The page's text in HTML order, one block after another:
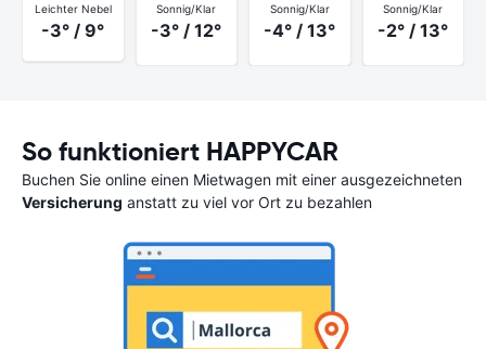
Leichter Nebel
-3° / 9°
Sonnig/Klar
-3° / 12°
Sonnig/Klar
-4° / 13°
Sonnig/Klar
-2° / 13°
So funktioniert HAPPYCAR
Buchen Sie online einen Mietwagen mit einer ausgezeichneten
Versicherung anstatt zu viel vor Ort zu bezahlen